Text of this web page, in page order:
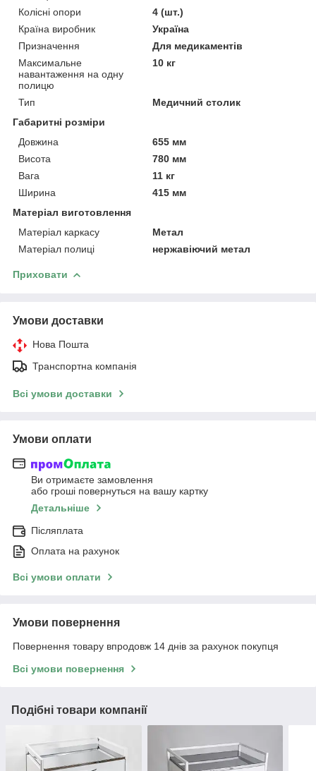
Колісні опори
4 (шт.)
Країна виробник
Україна
Призначення
Для медикаментів
Максимальне
навантаження на одну
полицю
10 кг
Тип
Медичний столик
Габаритні розміри
Довжина
655 мм
Висота
780 мм
Вага
11 кг
Ширина
415 мм
Матеріал виготовлення
Матеріал каркасу
Метал
Матеріал полиці
нержавіючий метал
Приховати
Умови доставки
Нова Пошта
Транспортна компанія
Всі умови доставки
Умови оплати
Ви отримаєте замовлення
або гроші повернуться на вашу картку
Детальніше
Післяплата
Оплата на рахунок
Всі умови оплати
Умови повернення
Повернення товару впродовж 14 днів за рахунок покупця
Всі умови повернення
Подібні товари компанії